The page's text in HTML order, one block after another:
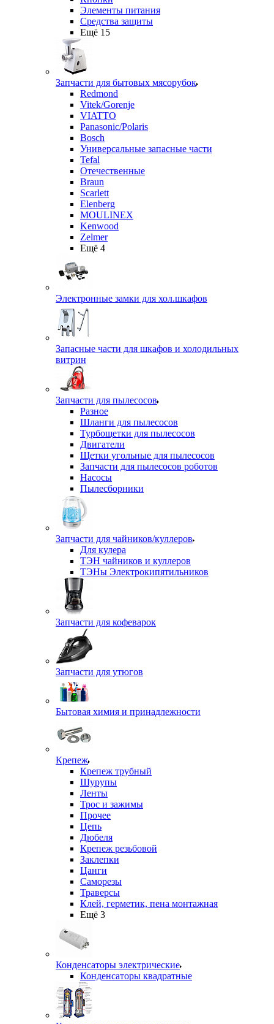
Элементы питания
Средства защиты
Ещё 15
Запчасти для бытовых мясорубок
Redmond
Vitek/Gorenje
VIATTO
Panasonic/Polaris
Bosch
Универсальные запасные части
Tefal
Отечественные
Braun
Scarlett
Elenberg
MOULINEX
Kenwood
Zelmer
Ещё 4
Электронные замки для хол.шкафов
Запасные части для шкафов и холодильных
витрин
Запчасти для пылесосов
Разное
Шланги для пылесосов
Турбощетки для пылесосов
Двигатели
Щетки угольные для пылесосов
Запчасти для пылесосов роботов
Насосы
Пылесборники
Запчасти для чайников/куллеров
Для кулера
ТЭН чайников и куллеров
ТЭНы Электрокипятильников
Запчасти для кофеварок
Запчасти для утюгов
Бытовая химия и принадлежности
Крепеж
Крепеж трубный
Шурупы
Ленты
Трос и зажимы
Прочее
Цепь
Дюбеля
Крепеж резьбовой
Заклепки
Цанги
Саморезы
Траверсы
Клей, герметик, пена монтажная
Ещё 3
Конденсаторы электрические
Конденсаторы квадратные